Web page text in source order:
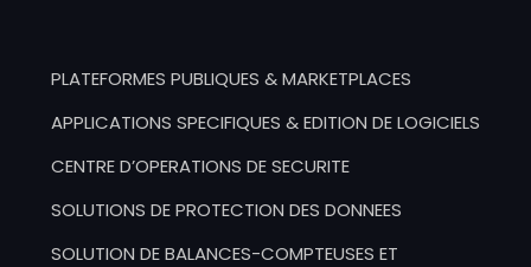
PLATEFORMES PUBLIQUES & MARKETPLACES
APPLICATIONS SPECIFIQUES & EDITION DE LOGICIELS
CENTRE D’OPERATIONS DE SECURITE
SOLUTIONS DE PROTECTION DES DONNEES
SOLUTION DE BALANCES-COMPTEUSES ET